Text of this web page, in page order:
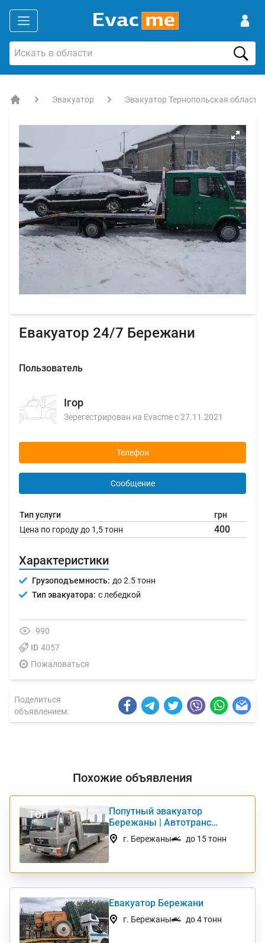
Эвакуатор Эвакуатор Тернопольская область
Евакуатор 24/7 Бережани
Пользователь
Ігор
Зерегестрирован на Evacme с 27.11.2021
Телефон
Сообщение
Тип услуги
грн
Цена по городу до 1,5 тонн
400
Характеристики
Грузоподъемность: до 2.5 тонн
Тип эвакуатора: с лебедкой
990
ID 4057
Пожаловаться
Поделиться
объявлением:
Похожие объявления
ТОП
Попутный эвакуатор
Бережаны | Автотранс
Интернешнл
г. Бережаны до 15 тонн
Евакуатор Бережани
г. Бережаны до 4 тонн